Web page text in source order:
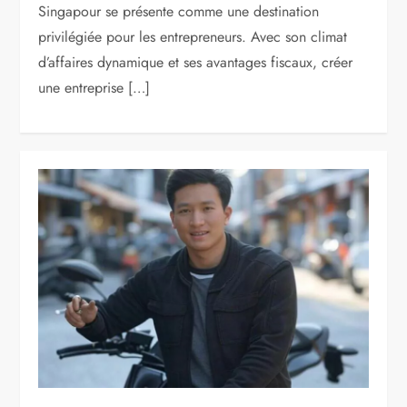
Singapour se présente comme une destination
privilégiée pour les entrepreneurs. Avec son climat
d’affaires dynamique et ses avantages fiscaux, créer
une entreprise […]